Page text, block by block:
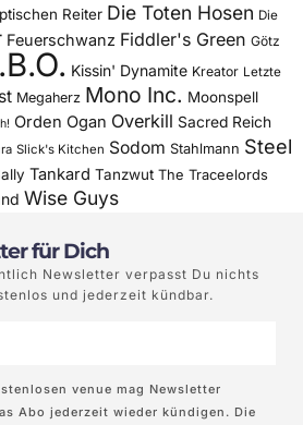
Reiter Die Toten Hosen Die
Feuerschwanz Fiddler's Green Götz
Kissin' Dynamite Kreator Letzte
Megaherz Mono Inc. Moonspell
Orden Ogan Overkill Sacred Reich
Slick's Kitchen Sodom Stahlmann Steel
Tankard Tanzwut The Traceelords
Wise Guys
für Dich
Newsletter verpasst Du nichts
und jederzeit kündbar.
venue mag Newsletter
Abo jederzeit wieder kündigen. Die